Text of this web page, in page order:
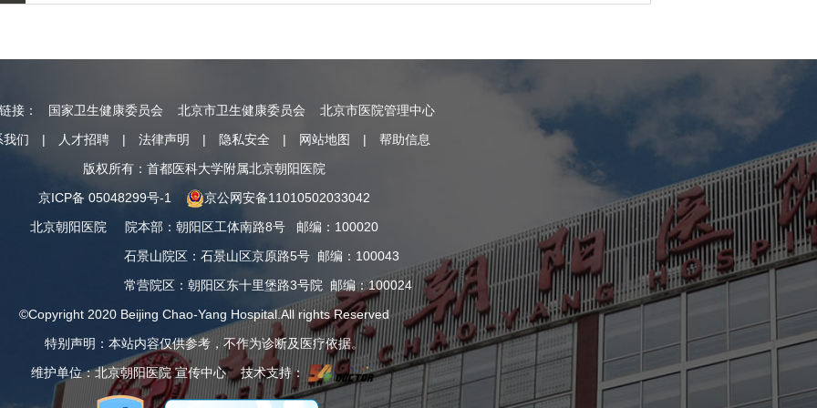
接： 国家卫生健康委员会 北京市卫生健康委员会
北京市医院管理中心
我们
| 人才招聘 | 法律声明 | 隐私安全 | 网站地图 |
帮助信息
版权所有：首都医科大学附属北京朝阳医院
京ICP备 05048299号-1
京公网安备11010502033042
北京朝阳医院
院本部 ： 朝阳区工体南路8号 邮编：100020
石景山院区 ： 石景山区京原路5号 邮编：100043
常营院区 ： 朝阳区东十里堡路3号院 邮编：100024
©Copyright 2020 Beijing Chao-Yang Hospital.All rights Reserved
特别声明：本站内容仅供参考，不作为诊断及医疗依据。
维护单位：北京朝阳医院 宣传中心 技术支持：